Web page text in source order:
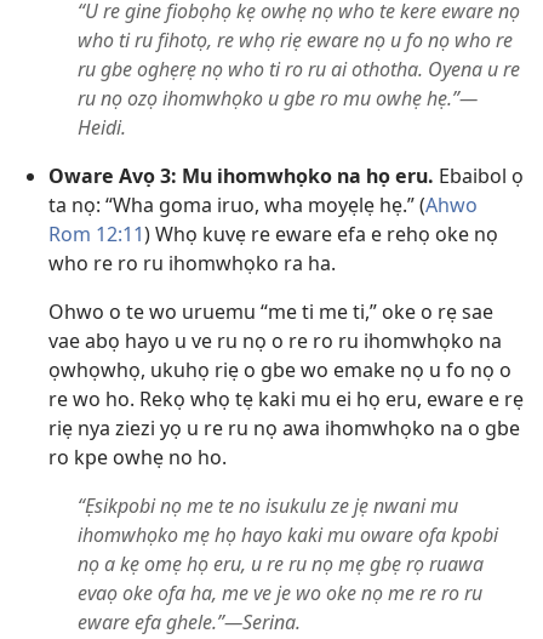
“U re gine fiobọhọ kẹ owhẹ nọ who te kere eware nọ
who ti ru fihotọ, re whọ riẹ eware nọ u fo nọ who re
ru gbe oghẹrẹ nọ who ti ro ru ai othotha. Oyena u re
ru nọ ozọ ihomwhọko u gbe ro mu owhẹ hẹ.”—
Heidi.
Oware Avọ 3: Mu ihomwhọko na họ eru. Ebaibol ọ
ta nọ: “Wha goma iruo, wha moyẹlẹ hẹ.” (Ahwo
Rom 12:11) Whọ kuvẹ re eware efa e rehọ oke nọ
who re ro ru ihomwhọko ra ha.
Ohwo o te wo uruemu “me ti me ti,” oke o rẹ sae
vae abọ hayo u ve ru nọ o re ro ru ihomwhọko na
ọwhọwhọ, ukuhọ riẹ o gbe wo emake nọ u fo nọ o
re wo ho. Rekọ whọ tẹ kaki mu ei họ eru, eware e rẹ
riẹ nya ziezi yọ u re ru nọ awa ihomwhọko na o gbe
ro kpe owhẹ no ho.
“Ẹsikpobi nọ me te no isukulu ze jẹ nwani mu
ihomwhọko mẹ họ hayo kaki mu oware ofa kpobi
nọ a kẹ omẹ họ eru, u re ru nọ mẹ gbẹ rọ ruawa
evaọ oke ofa ha, me ve je wo oke nọ me re ro ru
eware efa ghele.”—Serina.